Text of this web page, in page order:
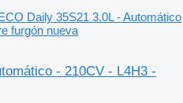
Daily 35S21 3.0L - Automático
furgón nueva
- 210CV - L4H3 -